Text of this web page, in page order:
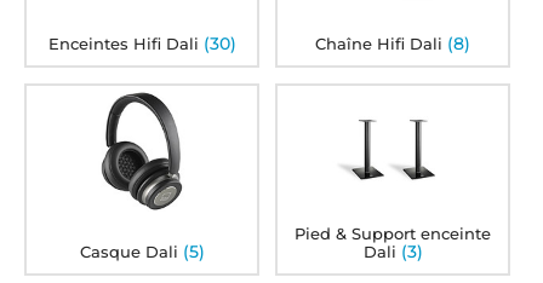
Enceintes Hifi Dali (30) Chaîne Hifi Dali (8)
Casque Dali (5)
Pied & Support enceinte
Dali (3)